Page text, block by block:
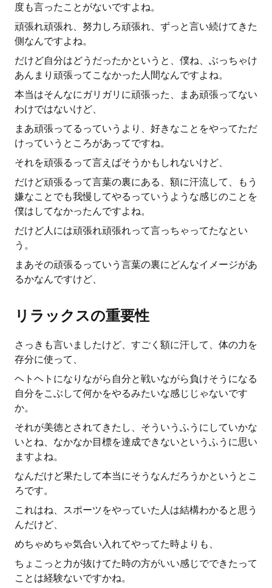
度も言ったことがないですよね。
頑張れ頑張れ、努力しろ頑張れ、ずっと言い続けてきた
側なんですよね。
だけど自分はどうだったかというと、僕ね、ぶっちゃけ
あんまり頑張ってこなかった人間なんですよね。
本当はそんなにガリガリに頑張った、まあ頑張ってない
わけではないけど、
まあ頑張ってるっていうより、好きなことをやってただ
けっていうところがあってですね。
それを頑張るって言えばそうかもしれないけど、
だけど頑張るって言葉の裏にある、額に汗流して、もう
嫌なことでも我慢してやるっていうような感じのことを
僕はしてなかったんですよね。
だけど人には頑張れ頑張れって言っちゃってたなとい
う。
まあその頑張るっていう言葉の裏にどんなイメージがあ
るかなんですけど、
リラックスの重要性
さっきも言いましたけど、すごく額に汗して、体の力を
存分に使って、
ヘトヘトになりながら自分と戦いながら負けそうになる
自分をこぶして何かをやるみたいな感じじゃないです
か。
それが美徳とされてきたし、そういうふうにしていかな
いとね、なかなか目標を達成できないというふうに思い
ますよね。
なんだけど果たして本当にそうなんだろうかというとこ
ろです。
これはね、スポーツをやっていた人は結構わかると思う
んだけど、
めちゃめちゃ気合い入れてやってた時よりも、
ちょこっと力が抜けてた時の方がいい感じでできたって
ことは経験ないですかね。